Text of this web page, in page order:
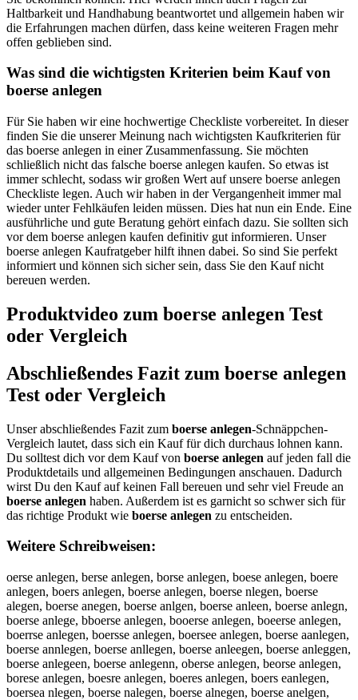
Haltbarkeit und Handhabung beantwortet und allgemein haben wir
die Erfahrungen machen dürfen, dass keine weiteren Fragen mehr
offen geblieben sind.
Was sind die wichtigsten Kriterien beim Kauf von
boerse anlegen
Für Sie haben wir eine hochwertige Checkliste vorbereitet. In dieser
finden Sie die unserer Meinung nach wichtigsten Kaufkriterien für
das boerse anlegen in einer Zusammenfassung. Sie möchten
schließlich nicht das falsche boerse anlegen kaufen. So etwas ist
immer schlecht, sodass wir großen Wert auf unsere boerse anlegen
Checkliste legen. Auch wir haben in der Vergangenheit immer mal
wieder unter Fehlkäufen leiden müssen. Dies hat nun ein Ende. Eine
ausführliche und gute Beratung gehört einfach dazu. Sie sollten sich
vor dem boerse anlegen kaufen definitiv gut informieren. Unser
boerse anlegen Kaufratgeber hilft ihnen dabei. So sind Sie perfekt
informiert und können sich sicher sein, dass Sie den Kauf nicht
bereuen werden.
Produktvideo zum boerse anlegen Test
oder Vergleich
Abschließendes Fazit zum boerse anlegen
Test oder Vergleich
Unser abschließendes Fazit zum boerse anlegen-Schnäppchen-
Vergleich lautet, dass sich ein Kauf für dich durchaus lohnen kann.
Du solltest dich vor dem Kauf von boerse anlegen auf jeden fall die
Produktdetails und allgemeinen Bedingungen anschauen. Dadurch
wirst Du den Kauf auf keinen Fall bereuen und sehr viel Freude an
boerse anlegen haben. Außerdem ist es garnicht so schwer sich für
das richtige Produkt wie boerse anlegen zu entscheiden.
Weitere Schreibweisen:
oerse anlegen, berse anlegen, borse anlegen, boese anlegen, boere
anlegen, boers anlegen, boerse anlegen, boerse nlegen, boerse
alegen, boerse anegen, boerse anlgen, boerse anleen, boerse anlegn,
boerse anlege, bboerse anlegen, booerse anlegen, boeerse anlegen,
boerrse anlegen, boersse anlegen, boersee anlegen, boerse aanlegen,
boerse annlegen, boerse anllegen, boerse anleegen, boerse anleggen,
boerse anlegeen, boerse anlegenn, oberse anlegen, beorse anlegen,
borese anlegen, boesre anlegen, boeres anlegen, boers eanlegen,
boersea nlegen, boerse nalegen, boerse alnegen, boerse anelgen,